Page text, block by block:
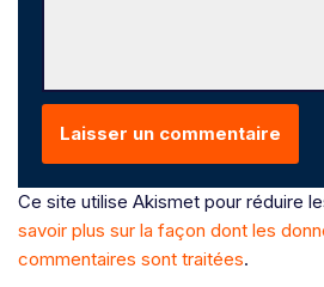
Ce site utilise Akismet pour réduire
savoir plus sur la façon dont les
commentaires sont traitées.